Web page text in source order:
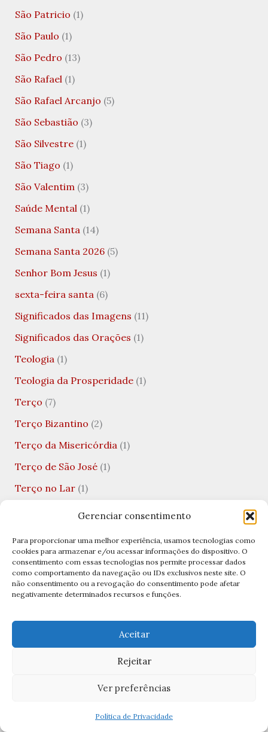
Gerenciar consentimento
Para proporcionar uma melhor experiência, usamos tecnologias como
cookies para armazenar e/ou acessar informações do dispositivo. O
consentimento com essas tecnologias nos permite processar dados
como comportamento da navegação ou IDs exclusivos neste site. O
não consentimento ou a revogação do consentimento pode afetar
negativamente determinados recursos e funções.
Aceitar
Rejeitar
Ver preferências
Política de Privacidade
São Patricio (1)
São Paulo (1)
São Pedro (13)
São Rafael(1)
São Rafael Arcanjo (5)
São Sebastião (3)
São Silvestre(1)
São Tiago (1)
São Valentim(3)
Saúde Mental(1)
Semana Santa(14)
Semana Santa 2026(5)
Senhor Bom Jesus (1)
sexta-feira santa(6)
Significados das Imagens (11)
Significados das Orações (1)
Teologia(1)
Teologia da Prosperidade(1)
Terço (7)
Terço Bizantino (2)
Terço da Misericórdia(1)
Terço de São José(1)
Terço no Lar(1)
(3)
Terços Católicos(11)
Tradições Católicas(5)
Uncategorized(10)
Virgem Santíssima(1)